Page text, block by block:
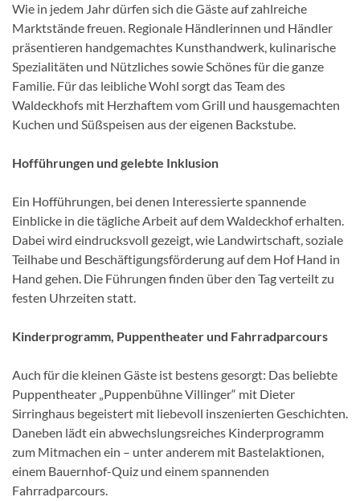
Wie in jedem Jahr dürfen sich die Gäste auf zahlreiche
Marktstände freuen. Regionale Händlerinnen und Händler
präsentieren handgemachtes Kunsthandwerk, kulinarische
Spezialitäten und Nützliches sowie Schönes für die ganze
Familie. Für das leibliche Wohl sorgt das Team des
Waldeckhofs mit Herzhaftem vom Grill und hausgemachten
Kuchen und Süßspeisen aus der eigenen Backstube.
Hofführungen und gelebte Inklusion
Ein Hofführungen, bei denen Interessierte spannende
Einblicke in die tägliche Arbeit auf dem Waldeckhof erhalten.
Dabei wird eindrucksvoll gezeigt, wie Landwirtschaft, soziale
Teilhabe und Beschäftigungsförderung auf dem Hof Hand in
Hand gehen. Die Führungen finden über den Tag verteilt zu
festen Uhrzeiten statt.
Kinderprogramm, Puppentheater und Fahrradparcours
Auch für die kleinen Gäste ist bestens gesorgt: Das beliebte
Puppentheater „Puppenbühne Villinger“ mit Dieter
Sirringhaus begeistert mit liebevoll inszenierten Geschichten.
Daneben lädt ein abwechslungsreiches Kinderprogramm
zum Mitmachen ein – unter anderem mit Bastelaktionen,
einem Bauernhof-Quiz und einem spannenden
Fahrradparcours.